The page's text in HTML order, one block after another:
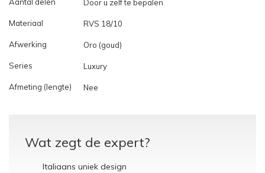
Aantal delen Door u zelf te bepalen
Materiaal RVS 18/10
Afwerking Oro (goud)
Series Luxury
Afmeting (lengte) Nee
Wat zegt de expert?
Italiaans uniek design